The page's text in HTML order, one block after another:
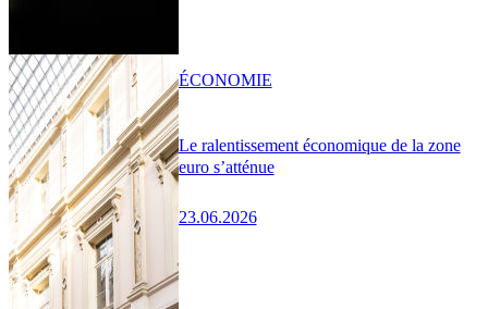
Le ralentissement économique de la zone
euro s’atténue
23.06.2026
ÉCONOMIE